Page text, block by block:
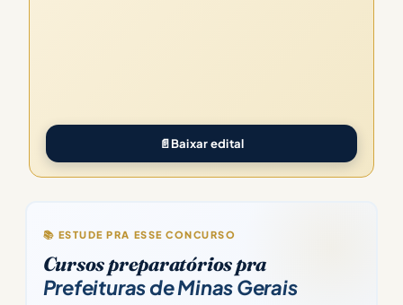
📄Baixar edital
📚 ESTUDE PRA ESSE CONCURSO
Cursos preparatórios pra
Prefeituras de Minas Gerais